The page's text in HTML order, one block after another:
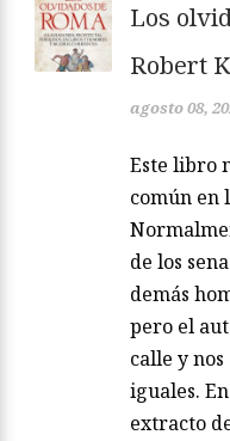
Los
Robert
agosto 08,
Este libro
común en
de los
demás
pero el
calle y
iguales.
extracto